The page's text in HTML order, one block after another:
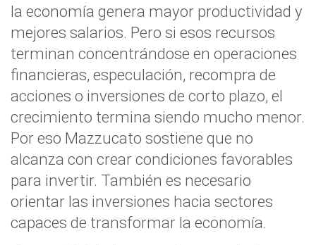
la economía genera mayor productividad y
mejores salarios. Pero si esos recursos
terminan concentrándose en operaciones
financieras, especulación, recompra de
acciones o inversiones de corto plazo, el
crecimiento termina siendo mucho menor.
Por eso Mazzucato sostiene que no
alcanza con crear condiciones favorables
para invertir. También es necesario
orientar las inversiones hacia sectores
capaces de transformar la economía.